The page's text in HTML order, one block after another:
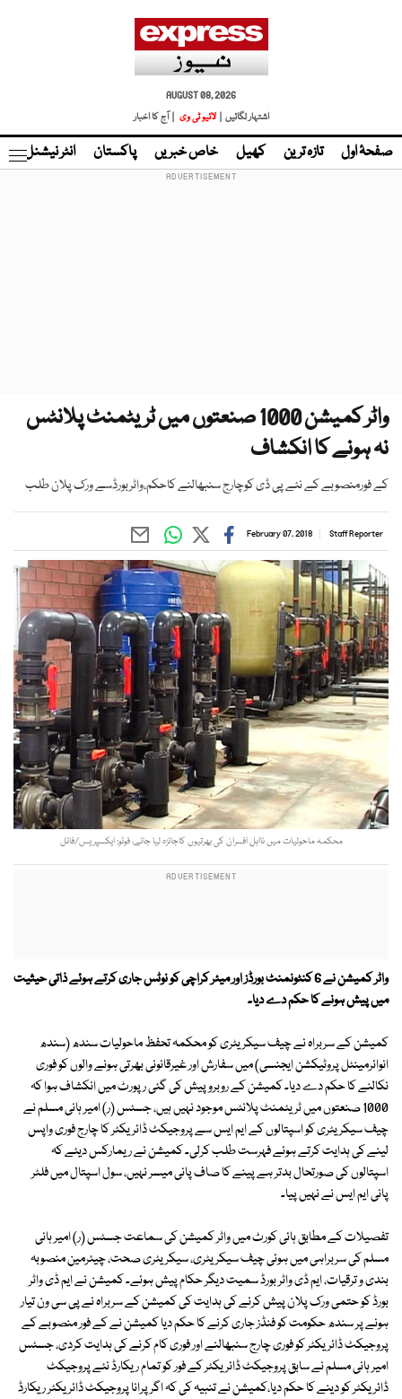
AUGUST 08, 2026
اشتہار لگائیں |
لائیو ٹی وی | آج کا اخبار
صفحۂ اول تازہ ترین کھیل خاص خبریں پاکستان انٹر نیشنل
واٹر کمیشن 1000 صنعتوں میں ٹریٹمنٹ پلانٹس
نہ ہونے کا انکشاف
کے فورمنصوبے کے نئے پی ڈی کوچارج سنبھالنے کاحکم،واٹربورڈسے ورک پلان طلب
Staff Reporter
February 07, 2018
محکمہ ماحولیات میں نااہل افسران کی بھرتیوں کاجائزہ لیا جائے، فوٹو: ایکسپریس/فائل
واٹر کمیشن نے 6 کنٹونمنٹ بورڈز اور میئر کراچی کو نوٹس جاری کرتے ہوئے ذاتی حیثیت
میں پیش ہونے کا حکم دے دیا۔
کمیشن کے سربراہ نے چیف سیکریٹری کو محکمہ تحفظ ماحولیات سندھ (سندھ
انوائرمینٹل پروٹیکشن ایجنسی) میں سفارش اور غیرقانونی بھرتی ہونے والوں کو فوری
نکالنے کا حکم دے دیا۔ کمیشن کے روبرو پیش کی گئی رپورٹ میں انکشاف ہوا کہ
1000 صنعتوں میں ٹریٹمنٹ پلانٹس موجود نہیں ہیں، جسٹس (ر) امیر ہانی مسلم نے
چیف سیکریٹری کو اسپتالوں کے ایم ایس سے پروجیکٹ ڈائریکٹر کا چارج فوری واپس
لینے کی ہدایت کرتے ہوئے فہرست طلب کرلی۔ کمیشن نے ریمارکس دیئے کہ
اسپتالوں کی صورتحال بدتر ہے پینے کا صاف پانی میسر نہیں، سول اسپتال میں فلٹر
پانی ایم ایس نے نہیں پیا۔
تفصیلات کے مطابق ہائی کورٹ میں واٹر کمیشن کی سماعت جسٹس (ر) امیر ہانی
مسلم کی سربراہی میں ہوئی چیف سیکریٹری، سیکریٹری صحت، چیئرمین منصوبہ
بندی و ترقیات، ایم ڈی واٹر بورڈ سمیت دیگر حکام پیش ہوئے۔ کمیشن نے ایم ڈی واٹر
بورڈ کو حتمی ورک پلان پیش کرنے کی ہدایت کی کمیشن کے سربراہ نے پی سی ون تیار
ہونے پر سندھ حکومت کو فنڈز جاری کرنے کا حکم دیا کمیشن نے کے فور منصوبے کے
پروجیکٹ ڈائریکٹر کو فوری چارج سنبھالنے اور فوری کام کرنے کی ہدایت کردی، جسٹس
امیر ہانی مسلم نے سابق پروجیکٹ ڈائریکٹر کے فور کو تمام ریکارڈ نئے پروجیکٹ
ڈائریکٹر کو دینے کا حکم دیا،کمیشن نے تنبیہ کی کہ اگر پرانا پروجیکٹ ڈائریکٹر ریکارڈ